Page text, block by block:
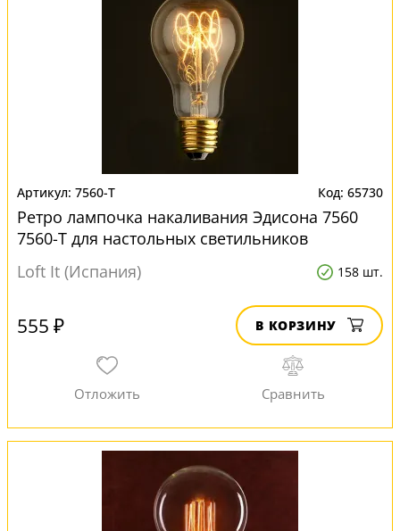
7560-T 65730
Ретро лампочка накаливания Эдисона 7560
7560-T для настольных светильников
Loft It (Испания)
158 шт.
555 ₽ В КОРЗИНУ